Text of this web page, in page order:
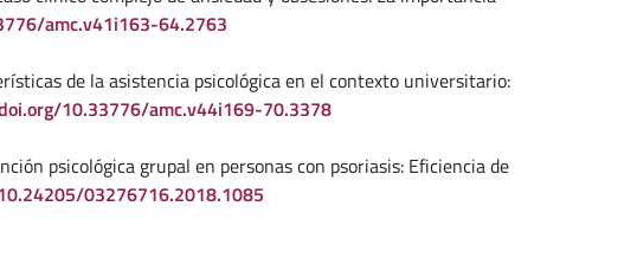
amc.v41i163-64.2763
de la asistencia psicológica en el contexto universitario:
10.33776/amc.v44i169-70.3378
psicológica grupal en personas con psoriasis: Eficiencia de
03276716.2018.1085